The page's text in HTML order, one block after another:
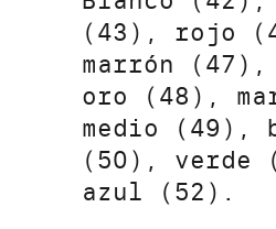
(43), rojo
marrón
oro (48),
medio (49),
(50), verde
azul (52).